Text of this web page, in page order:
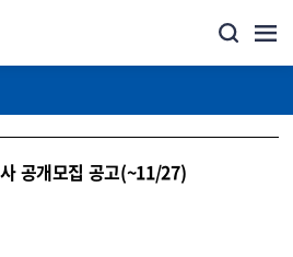
공개모집 공고(~11/27)